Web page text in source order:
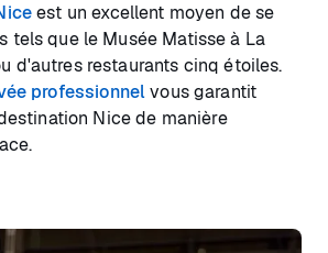
est un excellent moyen de se
tels que le Musée Matisse à La
d'autres restaurants cinq étoiles.
professionnelvous garantit
Nice de manière